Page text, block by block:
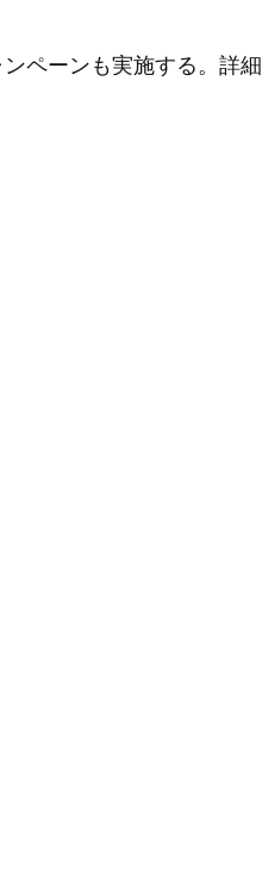
ペーンも実施する。詳細